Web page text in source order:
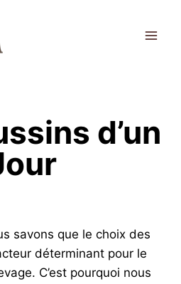
d’un
savons que le choix des
déterminant pour le
C’est pourquoi nous